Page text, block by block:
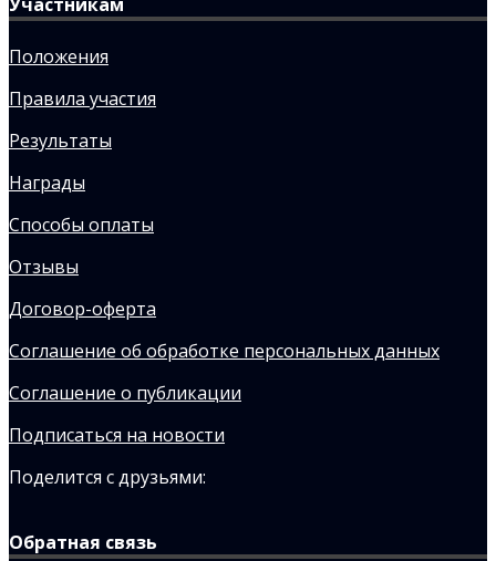
Положения
Правила участия
Результаты
Награды
Способы оплаты
Отзывы
Договор-оферта
Соглашение об обработке персональных данных
Соглашение о публикации
Подписаться на новости
Поделится с друзьями:
Обратная связь